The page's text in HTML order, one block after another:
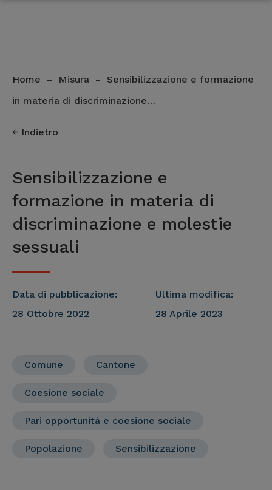
Home – Misura –
Sensibilizzazione e formazione
in materia di discriminazione…
Indietro
Sensibilizzazione e
formazione in materia di
discriminazione e molestie
sessuali
Data di pubblicazione:
28 Ottobre 2022
Ultima modifica:
28 Aprile 2023
Comune Cantone
Coesione sociale
Pari opportunità e coesione sociale
Popolazione Sensibilizzazione